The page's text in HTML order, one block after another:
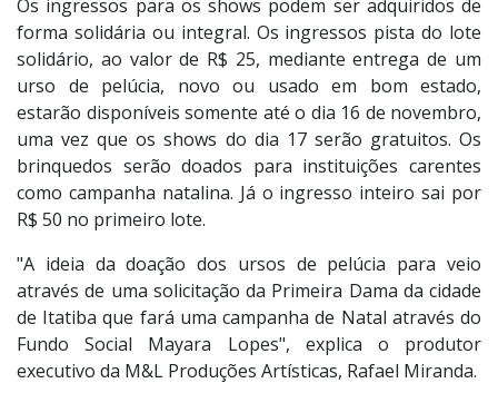
Os ingressos para os shows podem ser adquiridos de
forma solidária ou integral. Os ingressos pista do lote
solidário, ao valor de R$ 25, mediante entrega de um
urso de pelúcia, novo ou usado em bom estado,
estarão disponíveis somente até o dia 16 de novembro,
uma vez que os shows do dia 17 serão gratuitos. Os
brinquedos serão doados para instituições carentes
como campanha natalina. Já o ingresso inteiro sai por
R$ 50 no primeiro lote.
"A ideia da doação dos ursos de pelúcia para veio
através de uma solicitação da Primeira Dama da cidade
de Itatiba que fará uma campanha de Natal através do
Fundo Social Mayara Lopes", explica o produtor
executivo da M&L Produções Artísticas, Rafael Miranda.